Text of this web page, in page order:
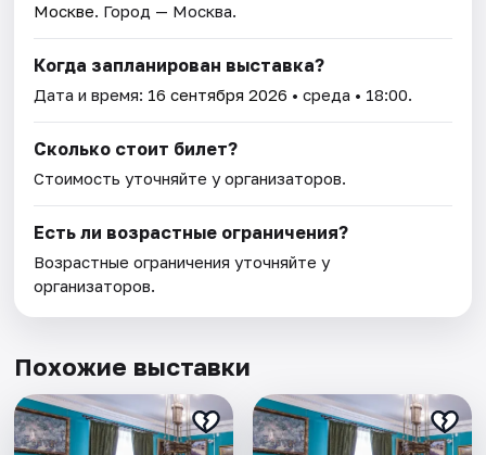
Москве. Город — Москва.
Когда запланирован выставка?
Дата и время: 16 сентября 2026 • среда • 18:00.
Сколько стоит билет?
Стоимость уточняйте у организаторов.
Есть ли возрастные ограничения?
Возрастные ограничения уточняйте у
организаторов.
Похожие выставки